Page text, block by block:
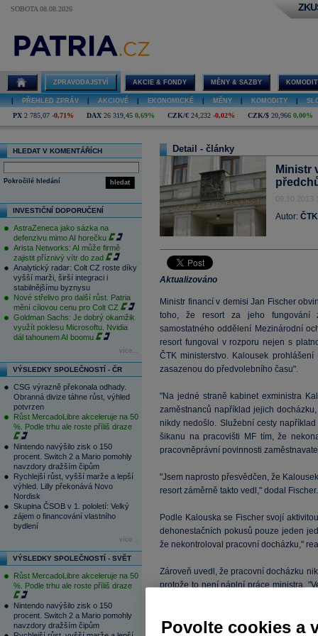
SOBOTA 08.08.2026
ZPRAVODAJSTVÍ AKCIE & FONDY MĚNY & SAZBY
PŘEHLED ZPRÁV AKCIOVÉ EKONOMICKÉ MĚNY KOMODITY
PX 2 785,07 -0,71% DAX 26 319,45 0,69% CZK/€ 24,232 -0,02% CZK/$ 20,966 0,00%
HLEDAT V KOMENTÁŘÍCH
hledat
Pokročilé hledání
INVESTIČNÍ DOPORUČENÍ
AstraZeneca jako sázka na
defenzivu mimo AI horečku
Arista Networks: AI může firmě
zajistit příznivý vítr do zad
Analytický radar: Colt CZ roste díky
vyšší marži, širší integraci i
stabilnějšímu byznysu
Nové střelivo pro další růst. Patria
mění cílovou cenu pro Colt CZ
Goldman Sachs: Je dobrý okamžik
využít poklesu Microsoftu. Nvidia
dál tahounem AI boomu
více...
VÝSLEDKY SPOLEČNOSTÍ - ČR
CSG výrazně překonala odhady.
Obranná divize táhne růst, výhled
potvrzen
Růst MercadoLibre akceleruje na 50
%. Podle trhu ale roste příliš draze
Nintendo navýšilo zisk o 150
procent. Switch 2 a Mario pomohly
navzdory dražším čipům
Rychlejší růst, vyšší marže a lepší
výhled. Lilly překonává Novo
Nordisk
Skupina ČSOB v 1. pololetí: Velký
zájem o financování vlastního
bydlení
více...
VÝSLEDKY SPOLEČNOSTÍ - SVĚT
Růst MercadoLibre akceleruje na 50
%. Podle trhu ale roste příliš draze
Nintendo navýšilo zisk o 150
procent. Switch 2 a Mario pomohly
navzdory dražším čipům
Detail - články
Ministr
09.10.2013
Autor: ČTK
Aktualizováno
Ministr financí v demisi Jan Fischer
toho, že resort za jeho fungování
samostatného oddělení Mezinárodní
resort fungoval v rozporu nejen s
ČTK ministerstvo. Kalousek
zasazenou do předvolebního času".
"Na jedné straně kabinet exministra
zaměstnanců například jejich
nikdy nedošlo. Služební cesty
šikanu na pracovišti MF tím, že
pracovněprávní povinnosti
"Jsem naprosto přesvědčen, že
resort záměrně takto vedl," dodal
Podle Kalouska se Fischer svojí
dehonestačních pokusů pouze jeden
že nekontroloval pracovní docházku,"
Zároveň uvedl, že pracovní docházku
protože to není náplní práce ministra.
Povolte cookies a